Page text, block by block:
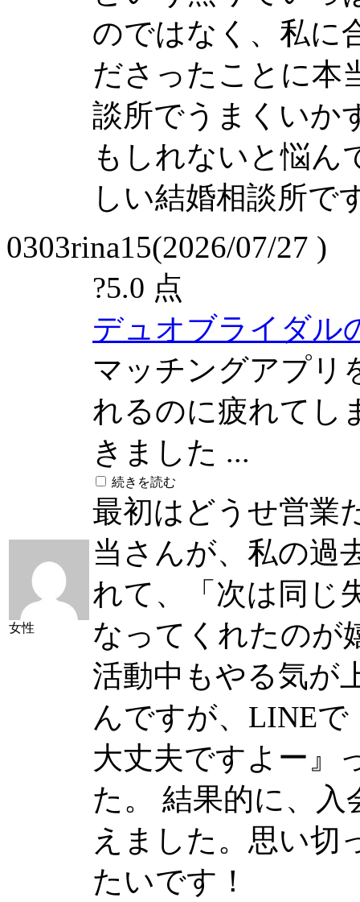
のではなく、私に
ださったことに本
談所でうまくいか
もしれないと悩ん
しい結婚相談所で
0303rina15(2026/07/27 )
女性
?5.0 点
デュオブライダル
マッチングアプリ
れるのに疲れてし
きました ...
続きを読む
最初はどうせ営業
当さんが、私の過
れて、「次は同じ
なってくれたのが
活動中もやる気が
んですが、LINE
大丈夫ですよー』
た。 結果的に、
えました。思い切
たいです！